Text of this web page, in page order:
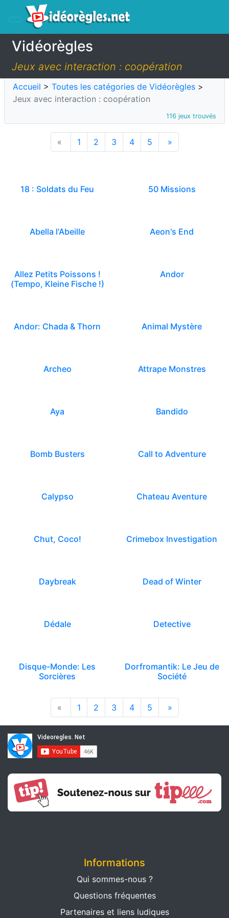
Vidéorègles
Jeux avec interaction : coopération
Accueil > Toutes les catégories de Vidéorègles >
Jeux avec interaction : coopération
116 jeux trouvés
« 1 2 3 4 5 »
18 : Soldats du Feu 50 Missions
Abella l'Abeille Aeon's End
Allez Petits Poissons !
(Tempo, Kleine Fische !)
Andor
Andor: Chada & Thorn Animal Mystère
Archeo Attrape Monstres
Aya Bandido
Bomb Busters Call to Adventure
Calypso Chateau Aventure
Chut, Coco! Crimebox Investigation
Daybreak Dead of Winter
Dédale Detective
Disque-Monde: Les
Sorcières
Dorfromantik: Le Jeu de
Société
« 1 2 3 4 5 »
Informations
Qui sommes-nous ?
Questions fréquentes
Partenaires et liens ludiques